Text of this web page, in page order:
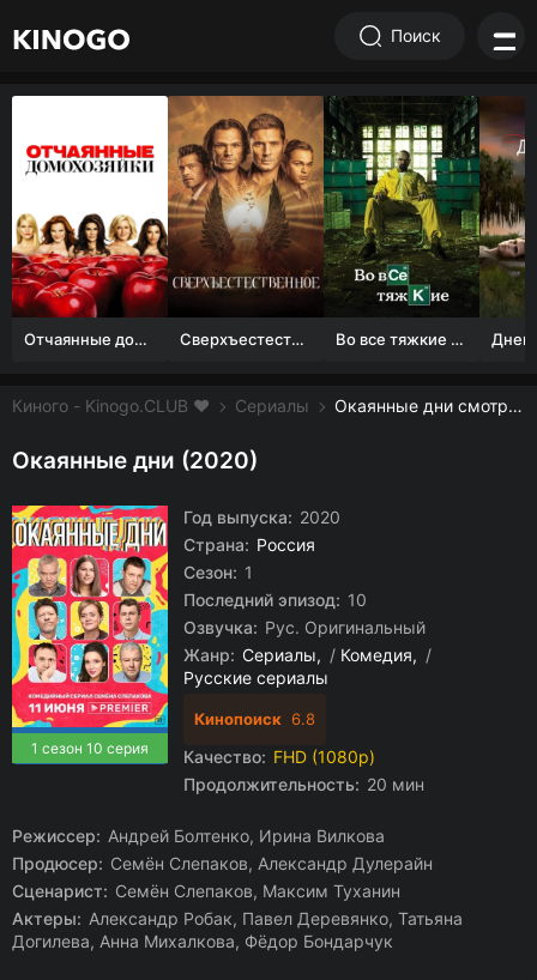
Поиск
Отчаянные домохозяйки (1 сезон) Сверхъестественное Во все тяжкие 1-5 сезон
Киного - Kinogo.CLUB ❤️ Сериалы Окаянные дни смотреть онлайн бесплатно
Окаянные дни (2020)
1 сезон 10 серия
Год выпуска: 2020
Страна: Россия
Сезон: 1
Последний эпизод: 10
Озвучка: Рус. Оригинальный
Жанр: Сериалы / Комедия
/
Русские сериалы
Кинопоиск 6.8
Качество: FHD (1080p)
Продолжительность: 20 мин
Режиссер: Андрей Болтенко, Ирина Вилкова
Продюсер: Семён Слепаков, Александр Дулерайн
Сценарист: Семён Слепаков, Максим Туханин
Актеры: Александр Робак, Павел Деревянко, Татьяна
Догилева, Анна Михалкова, Фёдор Бондарчук